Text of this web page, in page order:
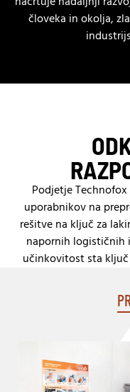
človeka in okolja,
Podjetje
uporabnikov na
rešitve na ključ za
napornih logističnih
učinkovitost sta ključ